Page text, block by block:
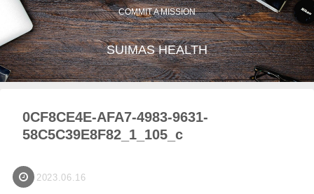
COMMIT A MISSION
SUIMAS HEALTH
0CF8CE4E-AFA7-4983-9631-
58C5C39E8F82_1_105_c
2023.06.16